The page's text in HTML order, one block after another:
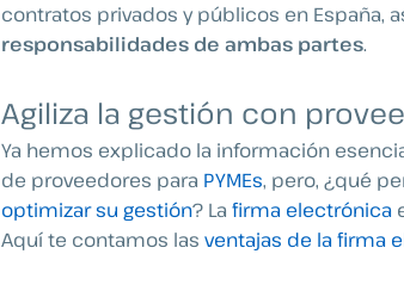
contratos privados y públicos en España,
responsabilidades de ambas partes.
Agiliza la gestión con
Ya hemos explicado la información
de proveedores para PYMEs, pero, ¿qué
optimizar su gestión? La firma electrónica
Aquí te contamos las ventajas de la firma